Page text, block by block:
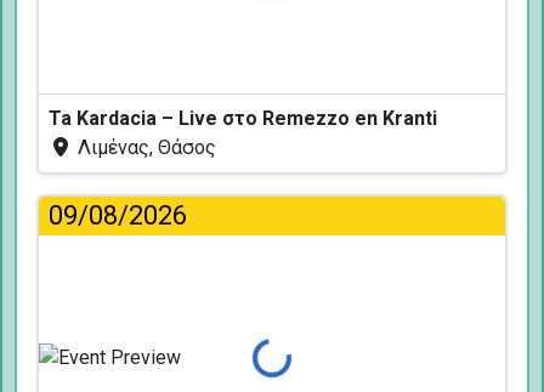
Ta Kardacia – Live στο Remezzo en Kranti
Λιμένας, Θάσος
09/08/2026
Φόρτωση...